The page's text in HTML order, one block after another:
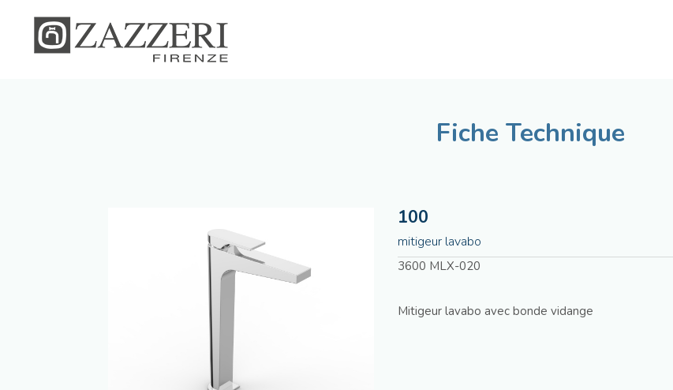
Fiche Technique
100
mitigeur lavabo
3600 MLX-020
Mitigeur lavabo avec bonde vidange